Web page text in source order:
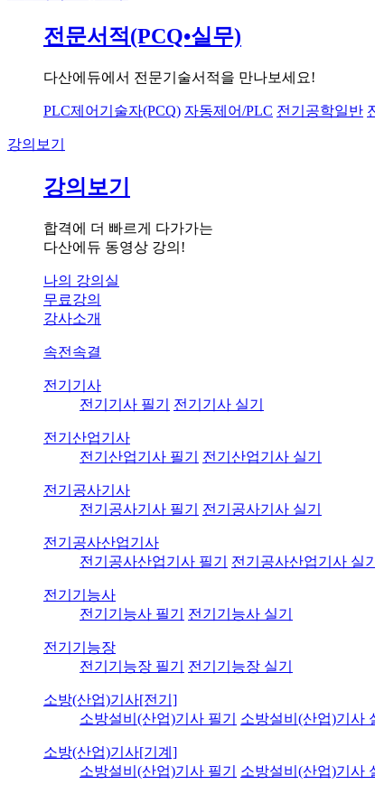
전문서적(PCQ•실무)
다산에듀에서 전문기술서적을 만나보세요!
PLC제어기술자(PCQ) 자동제어/PLC 전기공학일반
강의보기
강의보기
합격에 더 빠르게 다가가는
다산에듀 동영상 강의!
나의 강의실
무료강의
강사소개
속전속결
전기기사
전기기사 필기
전기기사 실기
전기산업기사
전기산업기사 필기
전기산업기사 실기
전기공사기사
전기공사기사 필기
전기공사기사 실기
전기공사산업기사
전기공사산업기사 필기
전기공사산업기사 실기
전기기능사
전기기능사 필기
전기기능사 실기
전기기능장
전기기능장 필기
전기기능장 실기
소방(산업)기사[전기]
소방설비(산업)기사 필기
소방설비(산업)기사
소방(산업)기사[기계]
소방설비(산업)기사 필기
소방설비(산업)기사